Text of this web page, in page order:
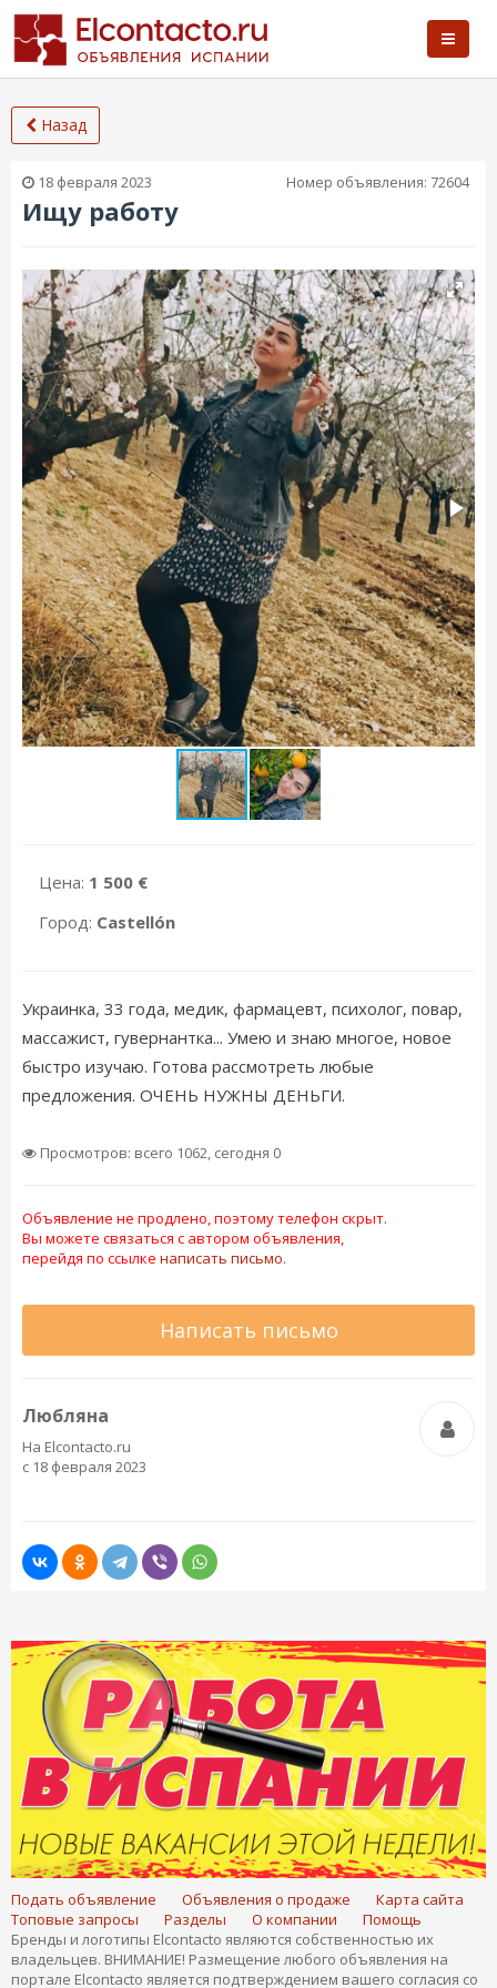
Назад
18 февраля 2023 Номер объявления: 72604
Ищу работу
Цена: 1 500 €
Город: Castellón
Украинка, 33 года, медик, фармацевт, психолог, повар,
массажист, гувернантка... Умею и знаю многое, новое
быстро изучаю. Готова рассмотреть любые
предложения. ОЧЕНЬ НУЖНЫ ДЕНЬГИ.
Просмотров: всего 1062, сегодня 0
Объявление не продлено, поэтому телефон скрыт.
Вы можете связаться с автором объявления,
перейдя по ссылке написать письмо.
Написать письмо
Любляна
На Elcontacto.ru
с 18 февраля 2023
Подать объявление Объявления о продаже
Карта сайта
Топовые запросы
Разделы О компании
Помощь
Бренды и логотипы Elcontacto являются собственностью их
владельцев. ВНИМАНИЕ! Размещение любого объявления на
портале Elcontacto является подтверждением вашего согласия со